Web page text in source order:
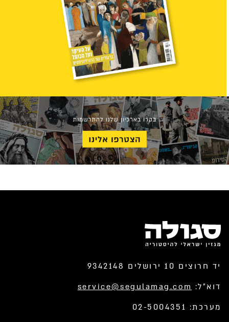
יד חרוצים 10 ירושלים 9342148
דוא”ל: service@segulamag.com
מערכת: 02-5004351